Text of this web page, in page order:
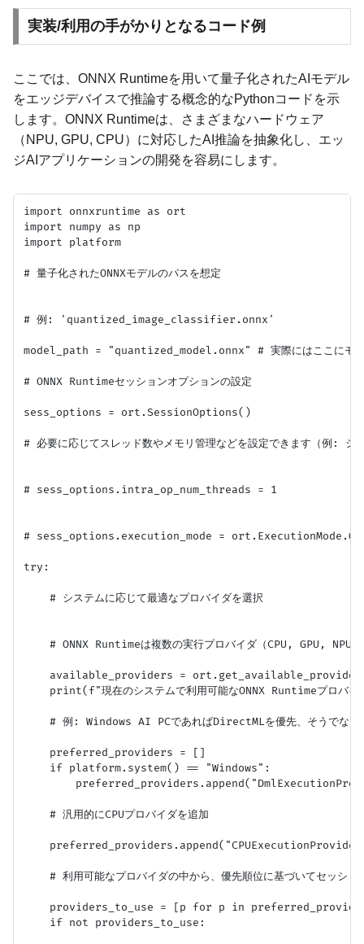
実装/利用の手がかりとなるコード例
ここでは、ONNX Runtimeを用いて量子化されたAIモデル
をエッジデバイスで推論する概念的なPythonコードを示
します。ONNX Runtimeは、さまざまなハードウェア
（NPU, GPU, CPU）に対応したAI推論を抽象化し、エッ
ジAIアプリケーションの開発を容易にします。
import onnxruntime as ort
import numpy as np
import platform
# 量子化されたONNXモデルのパスを想定
# 例: 'quantized_image_classifier.onnx'
model_path = "quantized_model.onnx" # 実際にはここにモデ
# ONNX Runtimeセッションオプションの設定
sess_options = ort.SessionOptions()
# 必要に応じてスレッド数やメモリ管理などを設定できます（例: シ
# sess_options.intra_op_num_threads = 1
# sess_options.execution_mode =
try:
    # システムに応じて最適なプロバイダを選択
# ONNX Runtimeは複数の実行プロバイダ（CPU, GPU, NPUな
available_providers =
print(f"現在のシステムで利用可能なONNX Runtimeプロ
# 例: Windows AI PCであればDirectMLを優先、そうでなけ
    preferred_providers = []
    if platform.system() == "Windows":
    # 汎用的にCPUプロバイダを追加
# 利用可能なプロバイダの中から、優先順位に基づいてセッショ
providers_to_use = [p for p in
    if not providers_to_use: